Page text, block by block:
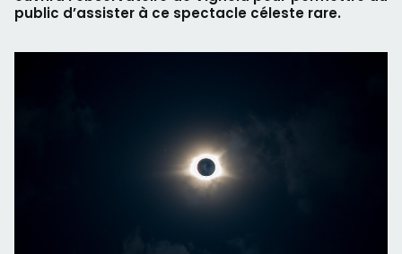
public d’assister à ce spectacle céleste rare.